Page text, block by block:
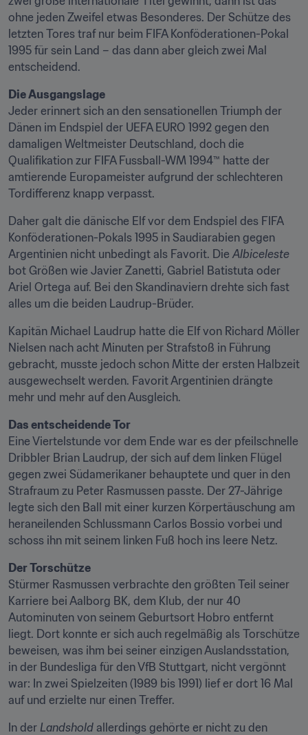
ohne jeden Zweifel etwas Besonderes. Der Schütze des
letzten Tores traf nur beim FIFA Konföderationen-Pokal
1995 für sein Land – das dann aber gleich zwei Mal
entscheidend.
Die Ausgangslage
Jeder erinnert sich an den sensationellen Triumph der
Dänen im Endspiel der UEFA EURO 1992 gegen den
damaligen Weltmeister Deutschland, doch die
Qualifikation zur FIFA Fussball-WM 1994™ hatte der
amtierende Europameister aufgrund der schlechteren
Tordifferenz knapp verpasst.
Daher galt die dänische Elf vor dem Endspiel des FIFA
Konföderationen-Pokals 1995 in Saudiarabien gegen
Argentinien nicht unbedingt als Favorit. Die Albiceleste
bot Größen wie Javier Zanetti, Gabriel Batistuta oder
Ariel Ortega auf. Bei den Skandinaviern drehte sich fast
alles um die beiden Laudrup-Brüder.
Kapitän Michael Laudrup hatte die Elf von Richard Möller
Nielsen nach acht Minuten per Strafstoß in Führung
gebracht, musste jedoch schon Mitte der ersten Halbzeit
ausgewechselt werden. Favorit Argentinien drängte
mehr und mehr auf den Ausgleich.
Das entscheidende Tor
Eine Viertelstunde vor dem Ende war es der pfeilschnelle
Dribbler Brian Laudrup, der sich auf dem linken Flügel
gegen zwei Südamerikaner behauptete und quer in den
Strafraum zu Peter Rasmussen passte. Der 27-Jährige
legte sich den Ball mit einer kurzen Körpertäuschung am
heraneilenden Schlussmann Carlos Bossio vorbei und
schoss ihn mit seinem linken Fuß hoch ins leere Netz.
Der Torschütze
Stürmer Rasmussen verbrachte den größten Teil seiner
Karriere bei Aalborg BK, dem Klub, der nur 40
Autominuten von seinem Geburtsort Hobro entfernt
liegt. Dort konnte er sich auch regelmäßig als Torschütze
beweisen, was ihm bei seiner einzigen Auslandsstation,
in der Bundesliga für den VfB Stuttgart, nicht vergönnt
war: In zwei Spielzeiten (1989 bis 1991) lief er dort 16 Mal
auf und erzielte nur einen Treffer.
In der Landshold allerdings gehörte er nicht zu den